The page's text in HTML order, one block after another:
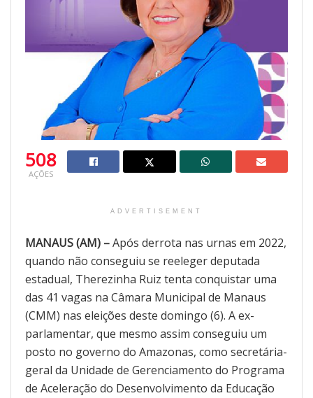
508
AÇÕES
ADVERTISEMENT
MANAUS (AM) –Após derrota nas urnas em 2022,
quando não conseguiu se reeleger deputada
estadual, Therezinha Ruiz tenta conquistar uma
das 41 vagas na Câmara Municipal de Manaus
(CMM) nas eleições deste domingo (6). A ex-
parlamentar, que mesmo assim conseguiu um
posto no governo do Amazonas, como secretária-
geral da Unidade de Gerenciamento do Programa
de Aceleração do Desenvolvimento da Educação